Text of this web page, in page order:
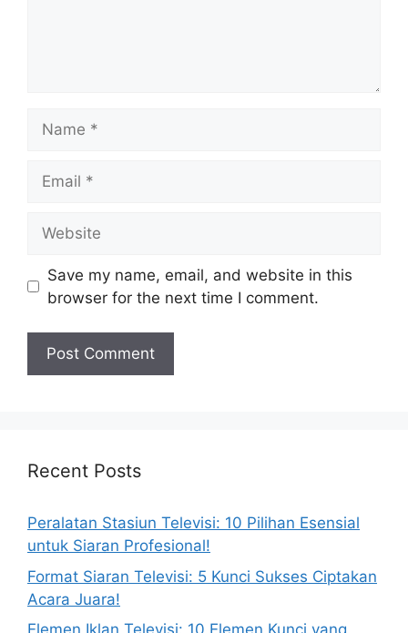
Save my name, email, and website in this
browser for the next time I comment.
Recent Posts
Peralatan Stasiun Televisi: 10 Pilihan Esensial
untuk Siaran Profesional!
Format Siaran Televisi: 5 Kunci Sukses Ciptakan
Acara Juara!